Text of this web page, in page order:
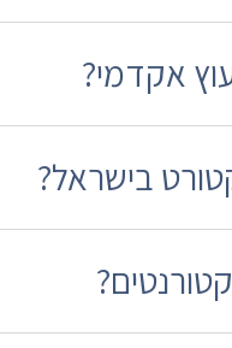
אקדמי?
בישראל?